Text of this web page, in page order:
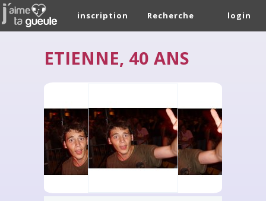
inscription Recherche login
ETIENNE, 40 ANS